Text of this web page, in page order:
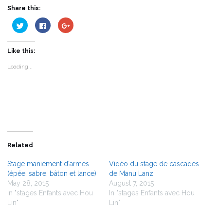
Share this:
Click
to
share
on
Twitter
(Opens
new
window)
Click
to
share
Click
to
Like this:
Loading...
Related
Stage maniement d'armes
(épée, sabre, bâton et lance)
May 28, 2015
In "stages Enfants avec Hou
Lin"
Vidéo du stage de cascades
de Manu Lanzi
August 7, 2015
In "stages Enfants avec Hou
Lin"